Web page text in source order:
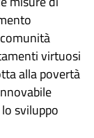
virtuosi
alla povertà
sviluppo